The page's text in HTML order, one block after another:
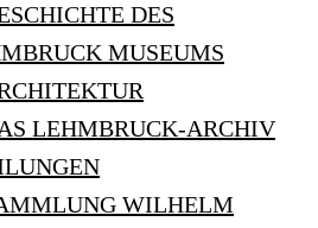
DES
MUSEUMS
LEHMBRUCK-ARCHIV
WILHELM